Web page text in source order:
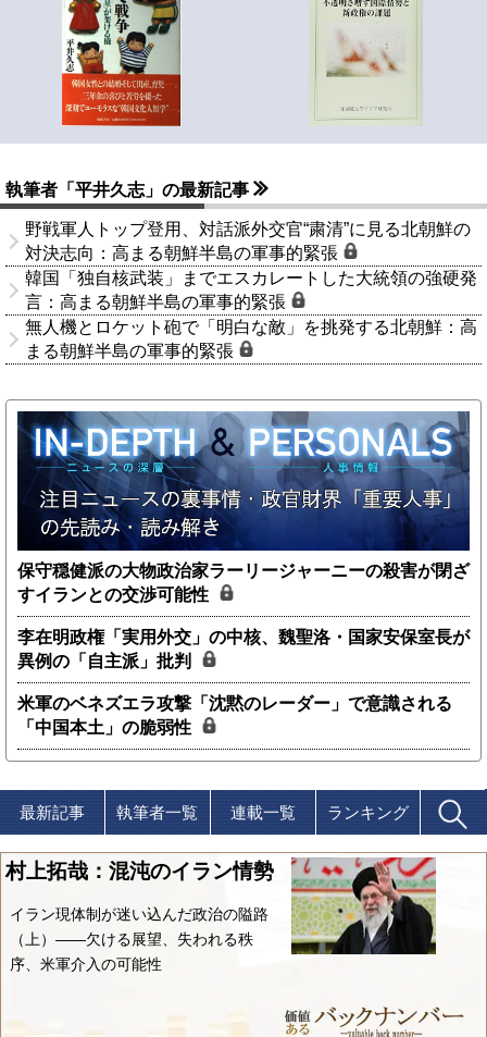
執筆者「平井久志」の最新記事
野戦軍人トップ登用、対話派外交官“粛清”に見る北朝鮮の
対決志向：高まる朝鮮半島の軍事的緊張
韓国「独自核武装」までエスカレートした大統領の強硬発
言：高まる朝鮮半島の軍事的緊張
無人機とロケット砲で「明白な敵」を挑発する北朝鮮：高
まる朝鮮半島の軍事的緊張
保守穏健派の大物政治家ラーリージャーニーの殺害が閉ざ
すイランとの交渉可能性
李在明政権「実用外交」の中核、魏聖洛・国家安保室長が
異例の「自主派」批判
米軍のベネズエラ攻撃「沈黙のレーダー」で意識される
「中国本土」の脆弱性
最新記事 執筆者一覧 連載一覧 ランキング
村上拓哉：混沌のイラン情勢
イラン現体制が迷い込んだ政治の隘路
（上）――欠ける展望、失われる秩
序、米軍介入の可能性